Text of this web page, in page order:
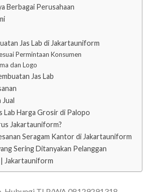
Berbagai Perusahaan
Jas Lab di Jakartauniform
Permintaan Konsumen
dan Logo
Jas Lab
Jual
Lab Harga Grosir di Palopo
Jakartauniform?
Seragam Kantor di Jakartauniform
Sering Ditanyakan Pelanggan
Jakartauniform